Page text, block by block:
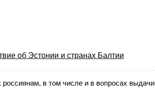
об Эстонии и странах Балтии
в том числе и в вопросах выдачи